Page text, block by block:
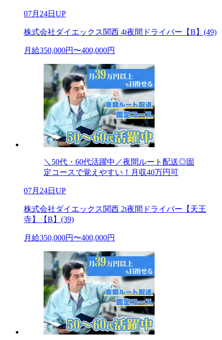
07月24日UP
株式会社ダイエックス関西 4t夜間ドライバー【B】(49)
月給350,000円〜400,000円
＼50代・60代活躍中／夜間ルート配送◎固
定コースで覚えやすい！月収40万円可
07月24日UP
株式会社ダイエックス関西 2t夜間ドライバー【天王
寺】【B】(39)
月給350,000円〜400,000円